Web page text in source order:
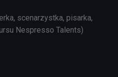
scenarzystka, pisarka,
Nespresso Talents)